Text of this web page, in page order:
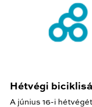
Hétvégi
A június 16-i